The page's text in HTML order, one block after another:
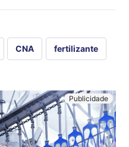
CNA fertilizante